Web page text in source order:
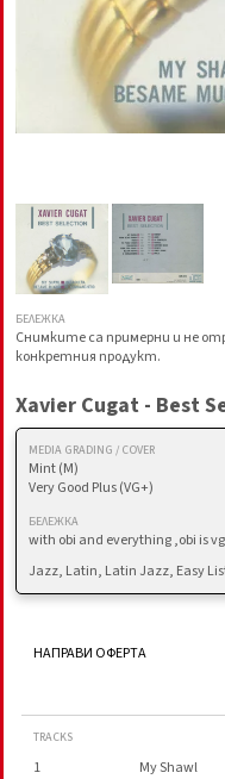
БЕЛЕЖКА
Снимките са примерни и не
конкретния продукт.
Xavier Cugat - Best
MEDIA GRADING / COVER
Mint (M)
Very Good Plus (VG+)
БЕЛЕЖКА
with obi and everything ,obi is vg
Jazz, Latin, Latin Jazz, Easy
НАПРАВИ ОФЕРТА
TRACKS
1 My Shawl